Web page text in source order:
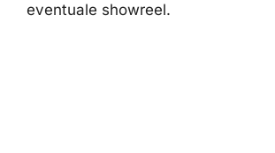
eventuale showreel.